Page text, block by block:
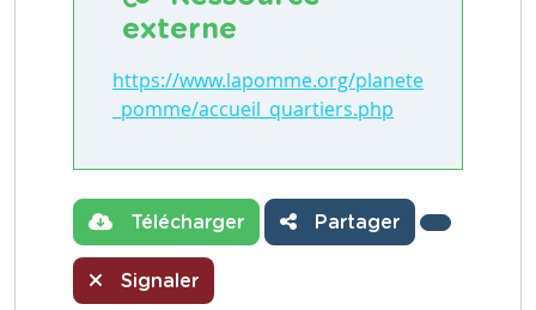
externe
https://www.lapomme.org/planete
_pomme/accueil_quartiers.php
Télécharger Partager
Signaler